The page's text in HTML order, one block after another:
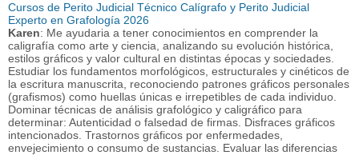
Cursos de Perito Judicial Técnico Calígrafo y Perito Judicial
Experto en Grafología 2026
Karen: Me ayudaria a tener conocimientos en comprender la
caligrafía como arte y ciencia, analizando su evolución histórica,
estilos gráficos y valor cultural en distintas épocas y sociedades.
Estudiar los fundamentos morfológicos, estructurales y cinéticos de
la escritura manuscrita, reconociendo patrones gráficos personales
(grafismos) como huellas únicas e irrepetibles de cada individuo.
Dominar técnicas de análisis grafológico y caligráfico para
determinar: Autenticidad o falsedad de firmas. Disfraces gráficos
intencionados. Trastornos gráficos por enfermedades,
envejecimiento o consumo de sustancias. Evaluar las diferencias